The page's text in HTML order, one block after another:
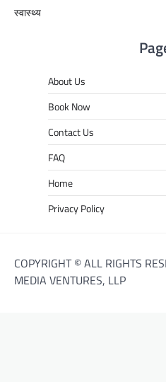
स्वास्थ्य
About Us
Book Now
Contact Us
FAQ
Home
Privacy Policy
COPYRIGHT © ALL RIGHTS
MEDIA VENTURES, LLP